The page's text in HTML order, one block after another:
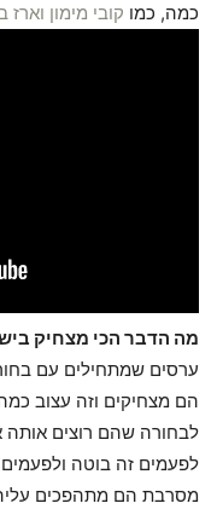
כמה, כמו קובי מימון וארז
מה הדבר הכי מצחיק
ערסים שמתחילים עם
הם מצחיקים וזה עצוב
לבחורה שהם רוצים אותה
לפעמים זה בוטה
מסרבת הם מתהפכים